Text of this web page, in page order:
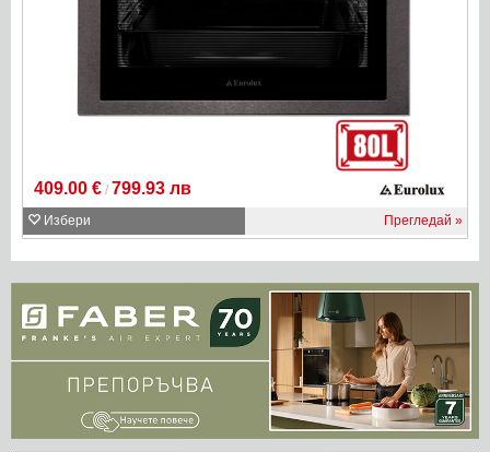
409.00 € / 799.93 лв
Избери Прегледай